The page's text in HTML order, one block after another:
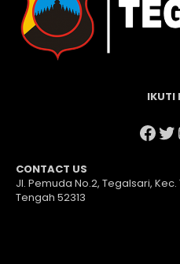
IKUTI
CONTACT US
Jl. Pemuda No.2, Tegalsari,
Tengah 52313